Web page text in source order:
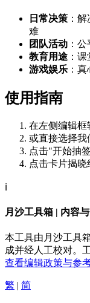
日常决策 ：
难
团队活动 ：
教育用途 ：
游戏娱乐 ：
使用指南
在左侧编辑框
或直接选择我
点击"开始抽
点击卡片揭
ℹ️
月沙工具箱 | 内容
本工具由月沙工具
成并经人工校对。
查看编辑政策与参
繁 | 简